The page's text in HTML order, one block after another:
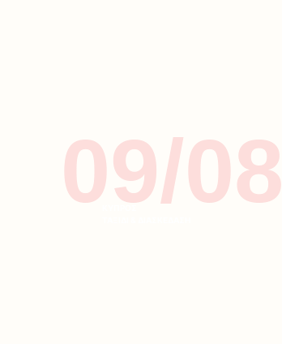
09/08